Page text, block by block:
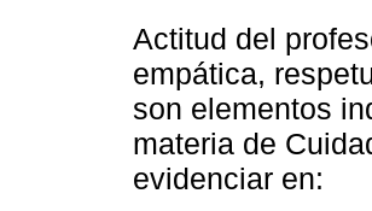
Actitud del
empática,
son elementos
materia de
evidenciar en: